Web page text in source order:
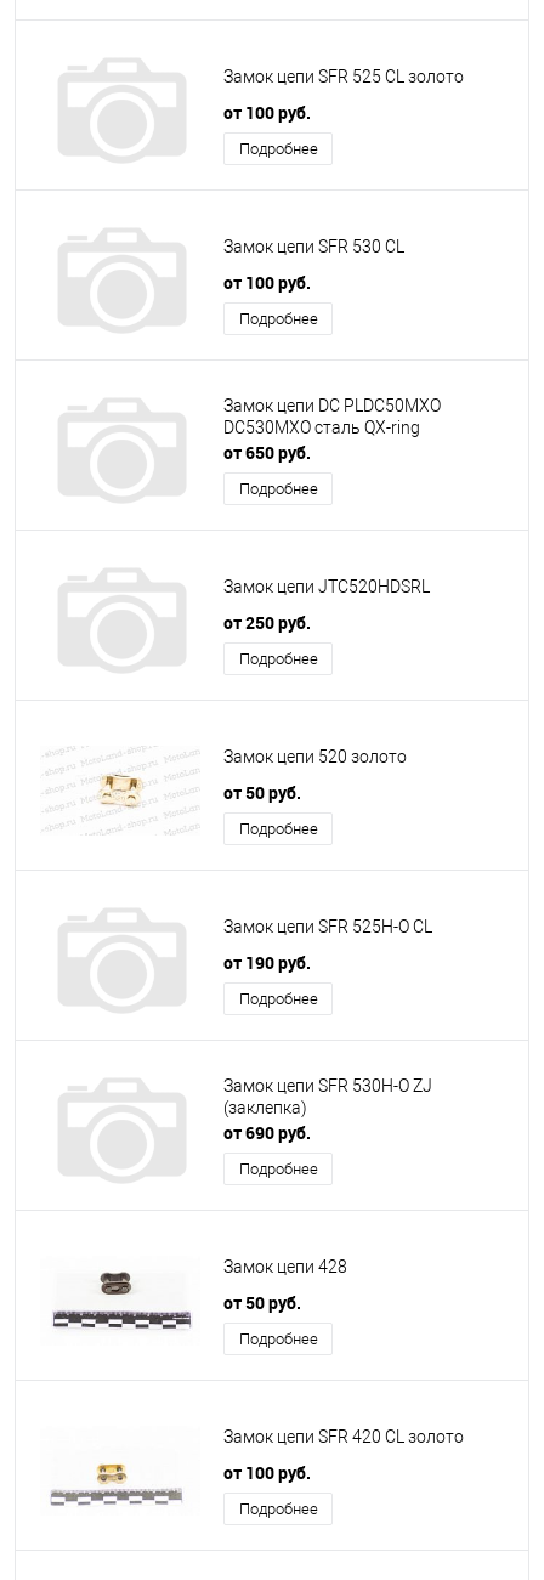
Замок цепи SFR 525 CL золото
от 100 руб.
Подробнее
Замок цепи SFR 530 CL
от 100 руб.
Подробнее
Замок цепи DC PLDC50MXO
DC530MXO сталь QX-ring
от 650 руб.
Подробнее
Замок цепи JTC520HDSRL
от 250 руб.
Подробнее
Замок цепи 520 золото
от 50 руб.
Подробнее
Замок цепи SFR 525H-O CL
от 190 руб.
Подробнее
Замок цепи SFR 530H-O ZJ
(заклепка)
от 690 руб.
Подробнее
Замок цепи 428
от 50 руб.
Подробнее
Замок цепи SFR 420 CL золото
от 100 руб.
Подробнее